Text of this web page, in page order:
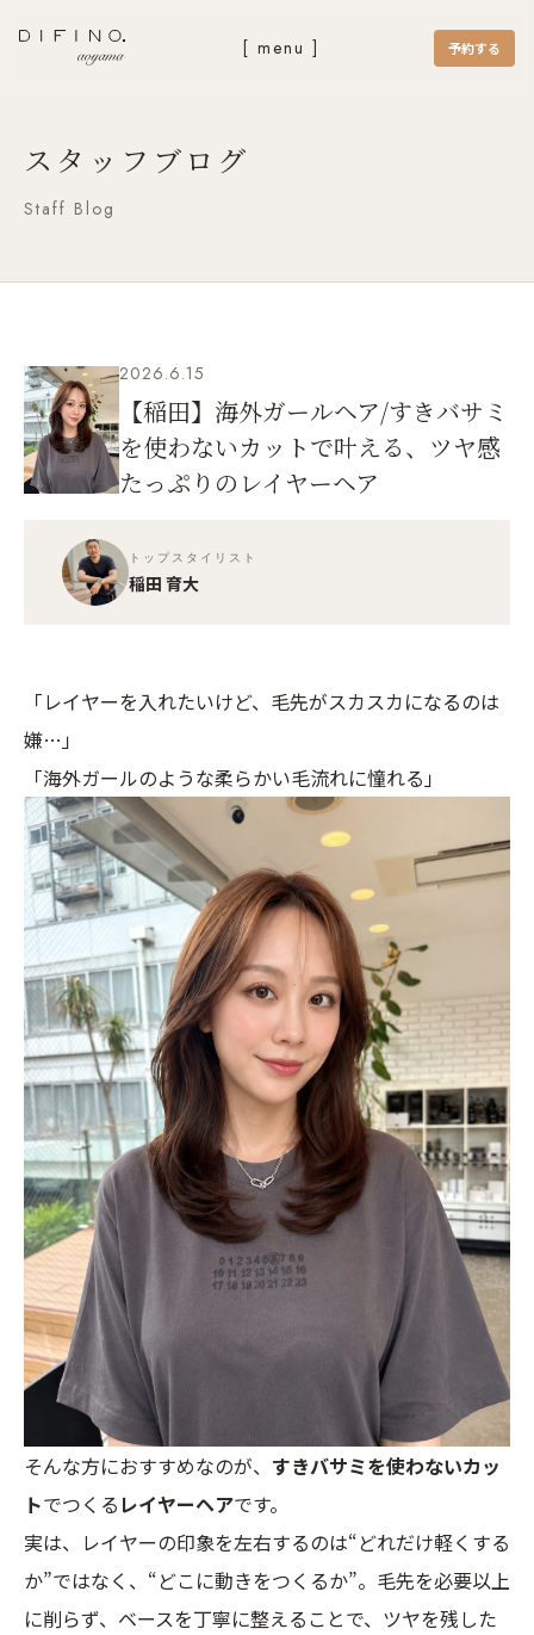
[ menu ] 予約する
スタッフブログ
Staff Blog
2026.6.15
【稲田】海外ガールヘア/すきバサミ
を使わないカットで叶える、ツヤ感
たっぷりのレイヤーヘア
トップスタイリスト
稲田 育大
「レイヤーを入れたいけど、毛先がスカスカになるのは
嫌…」
「海外ガールのような柔らかい毛流れに憧れる」
そんな方におすすめなのが、 すきバサミを使わないカッ
トでつくる レイヤーヘアです。
実は、レイヤーの印象を左右するのは“どれだけ軽くする
か”ではなく、“どこに動きをつくるか”。毛先を必要以上
に削らず、ベースを丁寧に整えることで、ツヤを残した